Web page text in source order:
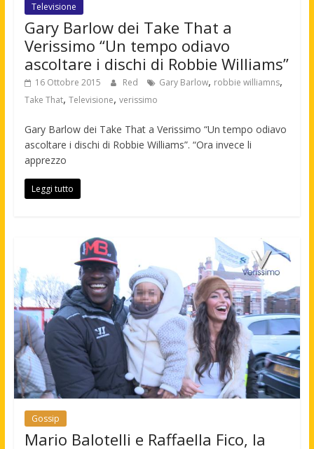
Televisione
Gary Barlow dei Take That a
Verissimo “Un tempo odiavo
ascoltare i dischi di Robbie Williams”
16 Ottobre 2015 Red Gary Barlow, robbie williamns,
Take That, Televisione, verissimo
Gary Barlow dei Take That a Verissimo “Un tempo odiavo
ascoltare i dischi di Robbie Williams”. “Ora invece li
apprezzo
Leggi tutto
Gossip
Mario Balotelli e Raffaella Fico, la